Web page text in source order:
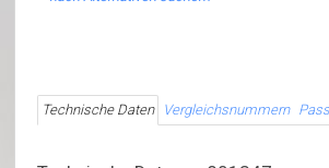
Technische Daten Vergleichsnummern